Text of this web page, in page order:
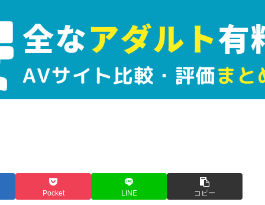
Pocket LINE コピー